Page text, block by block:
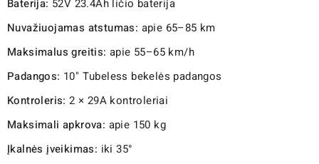
Baterija: 52V 23.4Ah ličio baterija
Nuvažiuojamas atstumas: apie 65–85 km
Maksimalus greitis: apie 55–65 km/h
Padangos: 10" Tubeless bekelės padangos
Kontroleris: 2 × 29A kontroleriai
Maksimali apkrova: apie 150 kg
Įkalnės įveikimas: iki 35°